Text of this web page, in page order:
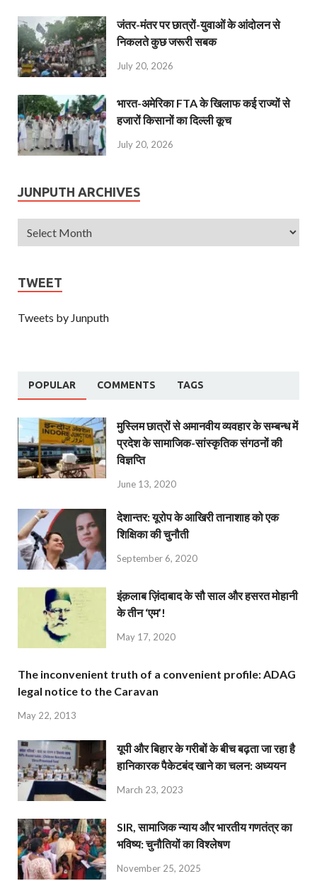
जंतर-मंतर पर छात्रों-युवाओं के आंदोलन से
निकलते कुछ जरूरी सबक
July 20, 2026
भारत-अमेरिका FTA के खिलाफ कई राज्यों से
हजारों किसानों का दिल्ली कूच
July 20, 2026
JUNPUTH ARCHIVES
TWEET
Tweets by Junputh
POPULAR COMMENTS TAGS
मुस्लिम छात्रों से अमानवीय व्यवहार के सम्बन्ध में
प्रदेश के सामाजिक-सांस्कृतिक संगठनों की
विज्ञप्ति
June 13, 2020
देशान्‍तर: यूरोप के आखिरी तानाशाह को एक
शिक्षिका की चुनौती
September 6, 2020
इंक़लाब ज़िंदाबाद के सौ साल और हसरत मोहानी
के तीन ‘एम’!
May 17, 2020
The inconvenient truth of a convenient profile: ADAG
legal notice to the Caravan
May 22, 2013
यूपी और बिहार के गरीबों के बीच बढ़ता जा रहा है
हानिकारक पैकेटबंद खाने का चलन: अध्ययन
March 23, 2023
SIR, सामाजिक न्याय और भारतीय गणतंत्र का
भविष्य: चुनौतियों का विश्लेषण
November 25, 2025